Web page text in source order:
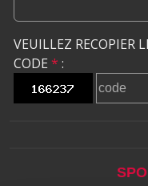
VEUILLEZ RECOPIER
CODE * :